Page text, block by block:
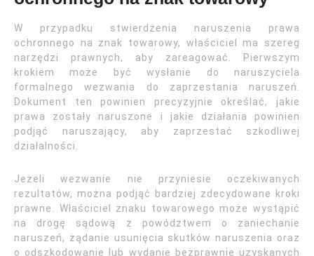
W przypadku stwierdzenia naruszenia prawa
ochronnego na znak towarowy, właściciel ma szereg
narzędzi prawnych, aby zareagować. Pierwszym
krokiem może być wysłanie do naruszyciela
formalnego wezwania do zaprzestania naruszeń.
Dokument ten powinien precyzyjnie określać, jakie
prawa zostały naruszone i jakie działania powinien
podjąć naruszający, aby zaprzestać szkodliwej
działalności.
Jeżeli wezwanie nie przyniesie oczekiwanych
rezultatów, można podjąć bardziej zdecydowane kroki
prawne. Właściciel znaku towarowego może wystąpić
na drogę sądową z powództwem o zaniechanie
naruszeń, żądanie usunięcia skutków naruszenia oraz
o odszkodowanie lub wydanie bezprawnie uzyskanych